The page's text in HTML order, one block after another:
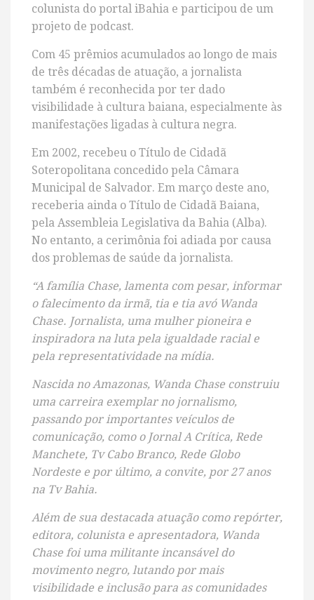
colunista do portal iBahia e participou de um
projeto de podcast.
Com 45 prêmios acumulados ao longo de mais
de três décadas de atuação, a jornalista
também é reconhecida por ter dado
visibilidade à cultura baiana, especialmente às
manifestações ligadas à cultura negra.
Em 2002, recebeu o Título de Cidadã
Soteropolitana concedido pela Câmara
Municipal de Salvador. Em março deste ano,
receberia ainda o Título de Cidadã Baiana,
pela Assembleia Legislativa da Bahia (Alba).
No entanto, a cerimônia foi adiada por causa
dos problemas de saúde da jornalista.
“A família Chase, lamenta com pesar, informar
o falecimento da irmã, tia e tia avó Wanda
Chase. Jornalista, uma mulher pioneira e
inspiradora na luta pela igualdade racial e
pela representatividade na mídia.
Nascida no Amazonas, Wanda Chase construiu
uma carreira exemplar no jornalismo,
passando por importantes veículos de
comunicação, como o Jornal A Crítica, Rede
Manchete, Tv Cabo Branco, Rede Globo
Nordeste e por último, a convite, por 27 anos
na Tv Bahia.
Além de sua destacada atuação como repórter,
editora, colunista e apresentadora, Wanda
Chase foi uma militante incansável do
movimento negro, lutando por mais
visibilidade e inclusão para as comunidades